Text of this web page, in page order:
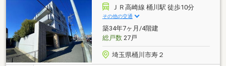
◆室内設備充実しています◆リビングダイニングには
床暖房付き◆ディスポーザー・食洗機付システムキッ
チン◆オートバス・浴室乾燥付◆収納豊富な間取、ウ
ォークインクローゼット有り＜お問合せは、担当：岡
田までどうぞ！＞
ＪＲ高崎線 桶川駅 徒歩10分
その他の交通
築34年7ヶ月/4階建
総戸数27戸
埼玉県桶川市寿２